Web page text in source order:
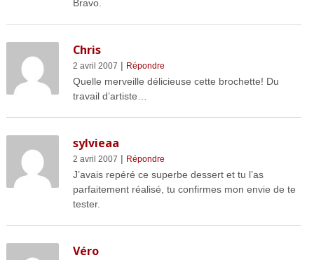
Bravo.
Chris
2 avril 2007 | Répondre
Quelle merveille délicieuse cette brochette! Du
travail d’artiste…
sylvieaa
2 avril 2007 | Répondre
J’avais repéré ce superbe dessert et tu l’as
parfaitement réalisé, tu confirmes mon envie de te
tester.
Véro